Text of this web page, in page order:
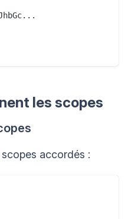
les scopes
accordés :